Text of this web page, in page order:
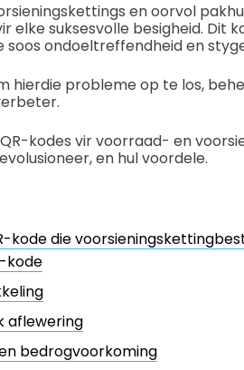
en oorvol
elke suksesvolle besigheid. Dit
ondoeltreffendheid en
hierdie probleme op te los,
QR-kodes vir voorraad- en
en hul voordele.
kode die
kode
aflewering
bedrogvoorkoming